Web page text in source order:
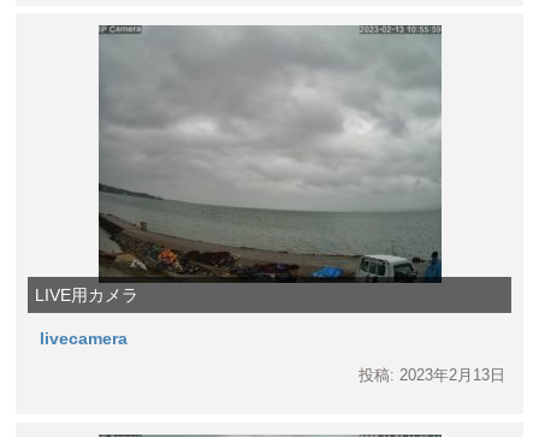
LIVE用カメラ
livecamera
投稿: 2023年2月13日